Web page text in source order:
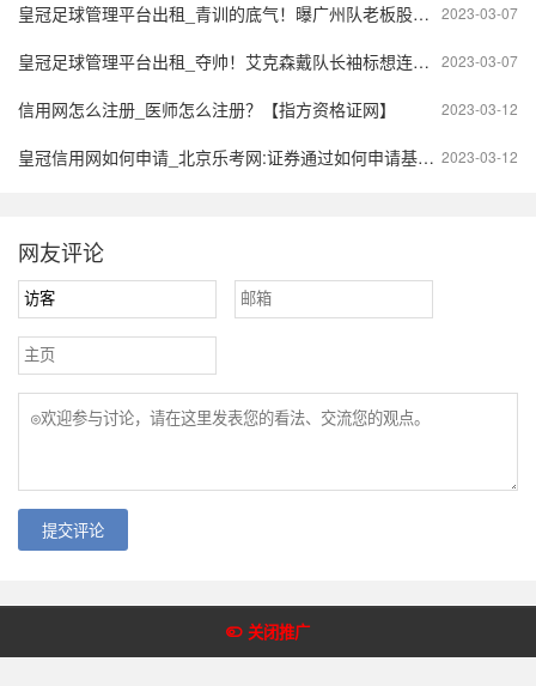
关闭推广
2023-03-07
皇冠足球管理平台出租_青训的底气！曝广州队老板股改继续掌权，保利尼奥为奥古斯托庆生
2023-03-07
皇冠足球管理平台出租_夺帅！艾克森戴队长袖标想连任，够实力击败保利尼奥和张琳芃吗
2023-03-12
信用网怎么注册_医师怎么注册？【指方资格证网】
2023-03-12
皇冠信用网如何申请_北京乐考网:证券通过如何申请基金单科免考
网友评论
提交评论
Copyright @2018-2022 皇冠体育网 版权所有